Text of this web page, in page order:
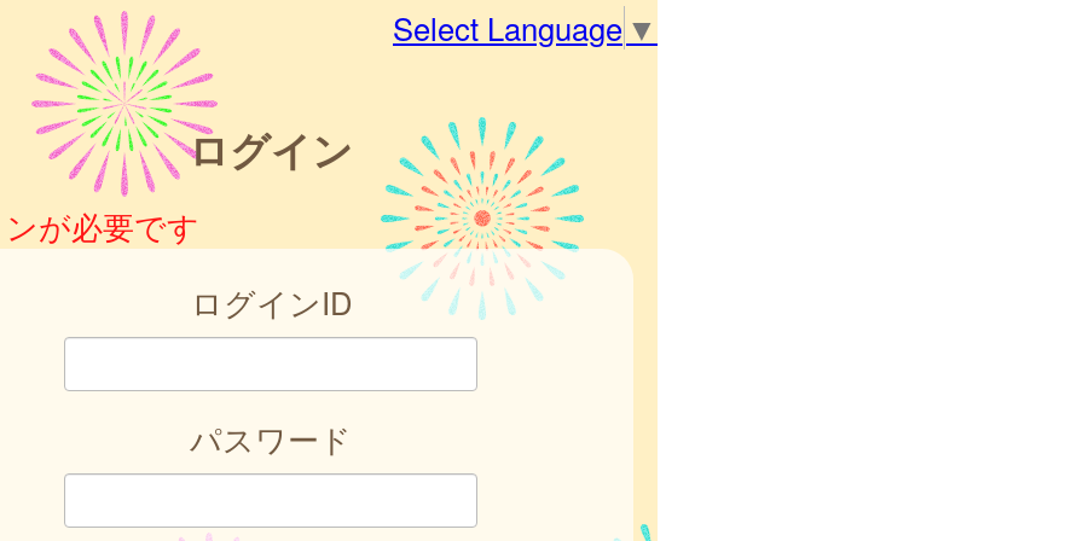
Select Language ▼
ログイン
が必要です
ログインID
パスワード